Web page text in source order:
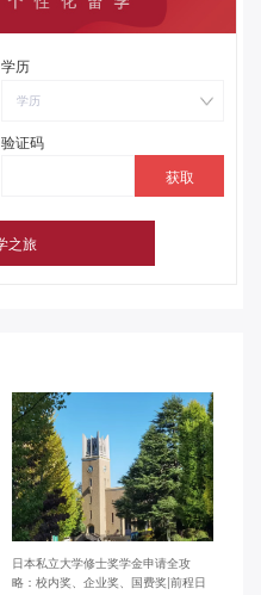
学历
学历
验证码
日本私立大学修士奖学金申请全攻
略：校内奖、企业奖、国费奖|前程日